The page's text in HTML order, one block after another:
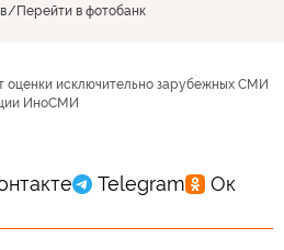
Перейти в фотобанк
исключительно зарубежных СМИ
ИноСМИ